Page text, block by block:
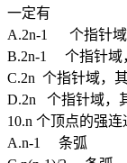
一定有
A.2n-1 个指针域
B.2n-1 个指针域
C.2n 个指针域，
D.2n 个指针域，
10.n 个顶点的强
A.n-1 条